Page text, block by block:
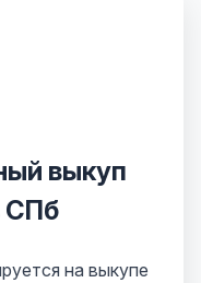
выкуп
СПб
на выкупе